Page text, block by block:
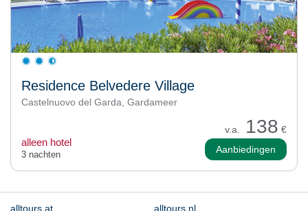
Residence Belvedere Village
Castelnuovo del Garda, Gardameer
v.a. 138 €
alleen hotel
3 nachten Aanbiedingen
alltours.at alltours.nl